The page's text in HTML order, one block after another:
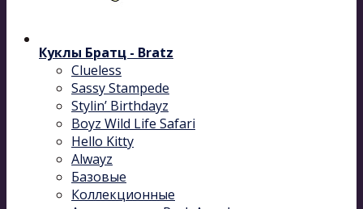
Куклы Братц - Bratz
Clueless
Sassy Stampede
Stylin’ Birthdayz
Boyz Wild Life Safari
Hello Kitty
Alwayz
Базовые
Коллекционные